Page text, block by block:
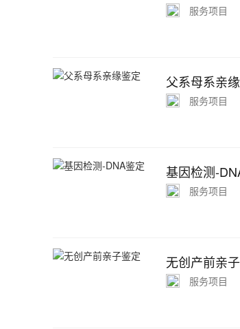
服务项目
父系母系亲
服务项目
基因检测-
服务项目
无创产前亲
服务项目